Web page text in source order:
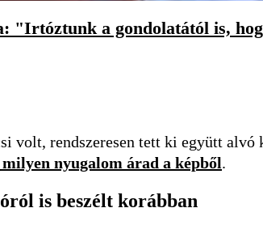
"Irtóztunk a gondolatától is,
volt, rendszeresen tett ki együtt
milyen nyugalom árad a képből.
is beszélt korábban